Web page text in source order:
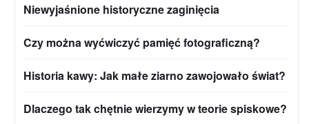
Niewyjaśnione historyczne zaginięcia
Czy można wyćwiczyć pamięć fotograficzną?
Historia kawy: Jak małe ziarno zawojowało świat?
Dlaczego tak chętnie wierzymy w teorie spiskowe?